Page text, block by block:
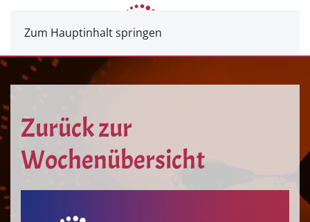
Zum Hauptinhalt springen
Zurück zur
Wochenübersicht